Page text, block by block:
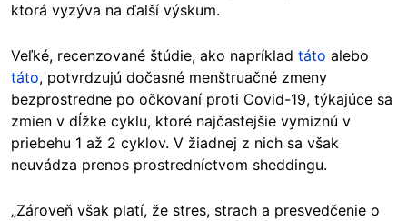
ktorá vyzýva na ďalší výskum.
Veľké, recenzované štúdie, ako napríklad táto alebo
táto, potvrdzujú dočasné menštruačné zmeny
bezprostredne po očkovaní proti Covid-19, týkajúce sa
zmien v dĺžke cyklu, ktoré najčastejšie vymiznú v
priebehu 1 až 2 cyklov. V žiadnej z nich sa však
neuvádza prenos prostredníctvom sheddingu.
„Zároveň však platí, že stres, strach a presvedčenie o